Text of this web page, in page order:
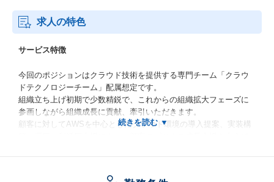
求人の特色
サービス特徴
今回のポジションはクラウド技術を提供する専門チーム「クラウ
ドテクノロジーチーム」配属想定です。
組織立ち上げ初期で少数精鋭で、これからの組織拡大フェーズに
参画しながら組織成長に貢献、牽引いただきます。
顧客に対してAWSを中心としたクラウド環境の導入提案、実装構
ム構築の経験スキルを磨いていけます。